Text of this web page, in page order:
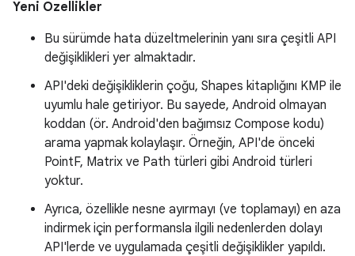
Yeni Özellikler
Bu sürümde hata düzeltmelerinin yanı sıra çeşitli API
değişiklikleri yer almaktadır.
API'deki değişikliklerin çoğu, Shapes kitaplığını KMP ile
uyumlu hale getiriyor. Bu sayede, Android olmayan
koddan (ör. Android'den bağımsız Compose kodu)
arama yapmak kolaylaşır. Örneğin, API'de önceki
PointF, Matrix ve Path türleri gibi Android türleri
yoktur.
Ayrıca, özellikle nesne ayırmayı (ve toplamayı) en aza
indirmek için performansla ilgili nedenlerden dolayı
API'lerde ve uygulamada çeşitli değişiklikler yapıldı.